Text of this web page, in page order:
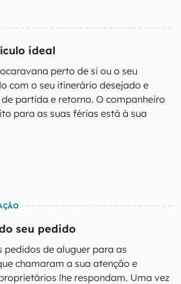
ideal
perto de si ou o seu
com o seu itinerário desejado e
partida e retorno. O companheiro
para as suas férias está à sua
seu pedido
pedidos de aluguer para as
chamaram a sua atenção e
lhe respondam. Uma vez